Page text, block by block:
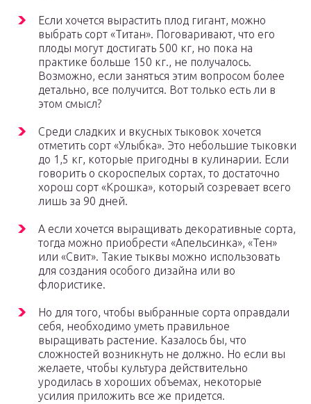
Если хочется вырастить плод гигант, можно
выбрать сорт «Титан». Поговаривают, что его
плоды могут достигать 500 кг, но пока на
практике больше 150 кг., не получалось.
Возможно, если заняться этим вопросом более
детально, все получится. Вот только есть ли в
этом смысл?
Среди сладких и вкусных тыковок хочется
отметить сорт «Улыбка». Это небольшие тыковки
до 1,5 кг, которые пригодны в кулинарии. Если
говорить о скороспелых сортах, то достаточно
хорош сорт «Крошка», который созревает всего
лишь за 90 дней.
А если хочется выращивать декоративные сорта,
тогда можно приобрести «Апельсинка», «Тен»
или «Свит». Такие тыквы можно использовать
для создания особого дизайна или во
флористике.
Но для того, чтобы выбранные сорта оправдали
себя, необходимо уметь правильное
выращивать растение. Казалось бы, что
сложностей возникнуть не должно. Но если вы
желаете, чтобы культура действительно
уродилась в хороших объемах, некоторые
усилия приложить все же придется.